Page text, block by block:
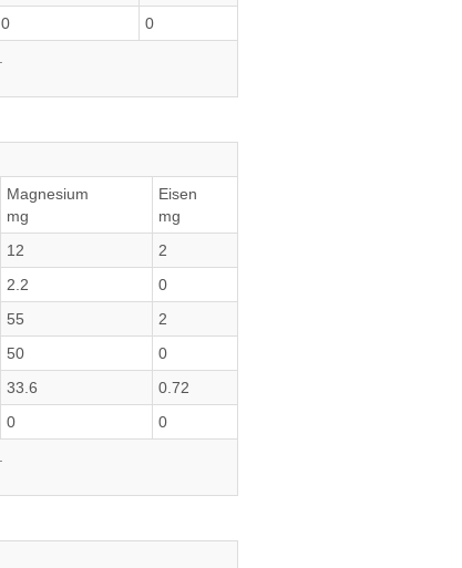
0
0
Magnesium
mg
Eisen
mg
12
2
2.2
0
55
2
50
0
33.6
0.72
0
0